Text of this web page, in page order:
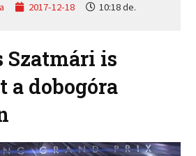
2017-12-18
10:18 de.
Szatmári is
dobogóra